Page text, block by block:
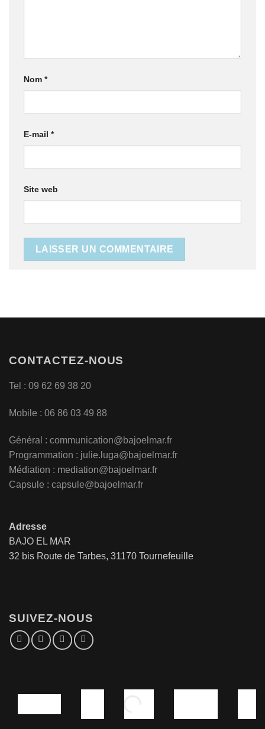
Nom *
E-mail *
Site web
CONTACTEZ-NOUS
Tel : 09 62 69 38 20
Mobile : 06 86 03 49 88
Général : communication@bajoelmar.fr
Programmation : julie.luga@bajoelmar.fr
Médiation : mediation@bajoelmar.fr
Capsule : capsule@bajoelmar.fr
Adresse
BAJO EL MAR
32 bis Route de Tarbes, 31170 Tournefeuille
SUIVEZ-NOUS